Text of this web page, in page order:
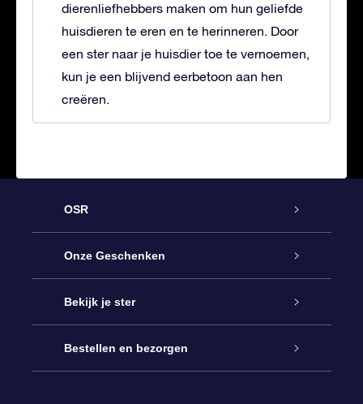
dierenliefhebbers maken om hun geliefde
huisdieren te eren en te herinneren. Door
een ster naar je huisdier toe te vernoemen,
kun je een blijvend eerbetoon aan hen
creëren.
OSR
Service
Contact
Blog
Onze Geschenken
Online Star Gift
OSR Cadeaupakket
Bekijk je ster
Sterrenregister
Bestellen en bezorgen